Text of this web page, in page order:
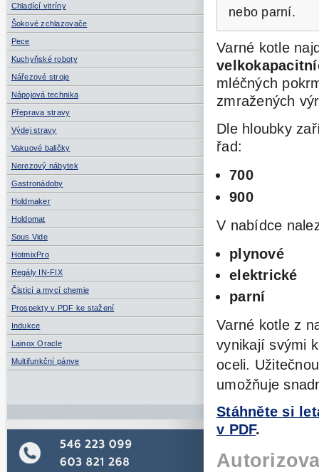
Chladící vitríny
Šokové zchlazovače
Pece
Kuchyňské roboty
Nářezové stroje
Nápojová technika
Přeprava stravy
Výdej stravy
Vakuové baličky
Nerezový nábytek
Gastronádoby
Holdmaker
Holdomat
Sous Vide
HotmixPro
Regály IN-FIX
Čisticí a mycí chemie
Prospekty v PDF ke stažení
Indukce
Lainox Oracle
Multifunkční pánve
nebo parní.
Varné kotle
mléčných
zmražených
Dle hloubky
řad:
700
900
V nabídce
plynové
elektrické
parní
Varné kotle z
vynikají svými
oceli.
umožňuje
Stáhněte si
v PDF.